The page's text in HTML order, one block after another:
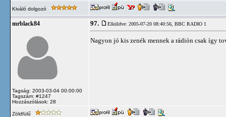
Kiváló dolgozó
mrblack84
Tagság: 2003-03-04 00:00:00
Tagszám: #1247
Hozzászólások: 28
97. Elküldve: 2005-07-20 08:40:56, BBC RADIO 1
Nagyon jó kis zenék mennek a rádión csak így
Zöldfülű